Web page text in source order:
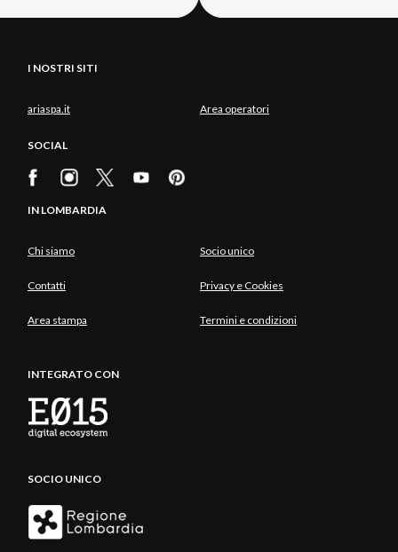
I NOSTRI SITI
ariaspa.it Area operatori
SOCIAL
IN LOMBARDIA
Chi siamo Socio unico
Contatti Privacy e Cookies
Area stampa Termini e condizioni
INTEGRATO CON
SOCIO UNICO